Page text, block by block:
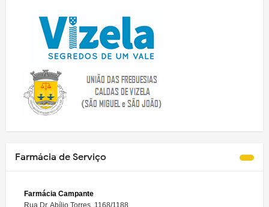
Farmácia de Serviço